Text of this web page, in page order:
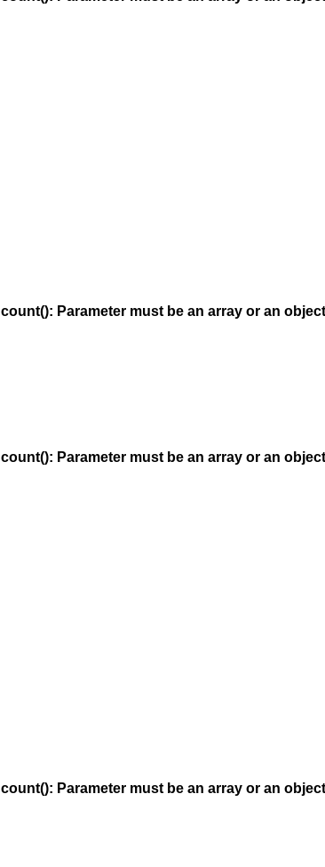
count(): Parameter must be an array or an
count(): Parameter must be an array or an
count(): Parameter must be an array or an